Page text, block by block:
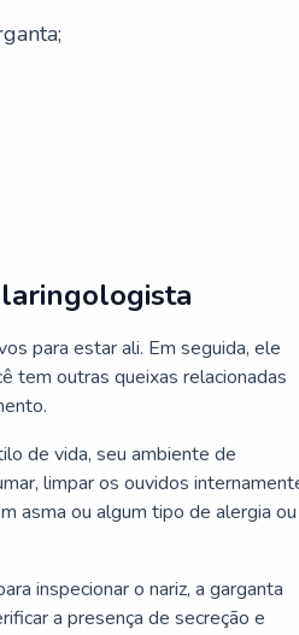
para estar ali. Em seguida, ele
tem outras queixas relacionadas
de vida, seu ambiente de
limpar os ouvidos
asma ou algum tipo de alergia ou
inspecionar o nariz, a garganta
a presença de secreção e